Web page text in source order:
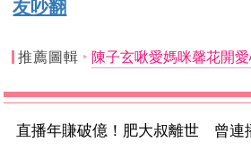
友吵翻
推薦圖輯 陳子玄啾愛媽咪馨花開
直播年賺破億！肥大叔離世 曾連